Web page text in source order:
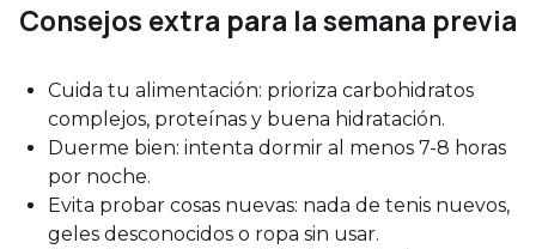
Consejos extra para la semana previa
Cuida tu alimentación: prioriza carbohidratos
complejos, proteínas y buena hidratación.
Duerme bien: intenta dormir al menos 7-8 horas
por noche.
Evita probar cosas nuevas: nada de tenis nuevos,
geles desconocidos o ropa sin usar.